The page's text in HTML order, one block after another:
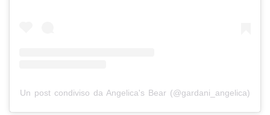
Un post condiviso da Angelica's Bear (@gardani_angelica)